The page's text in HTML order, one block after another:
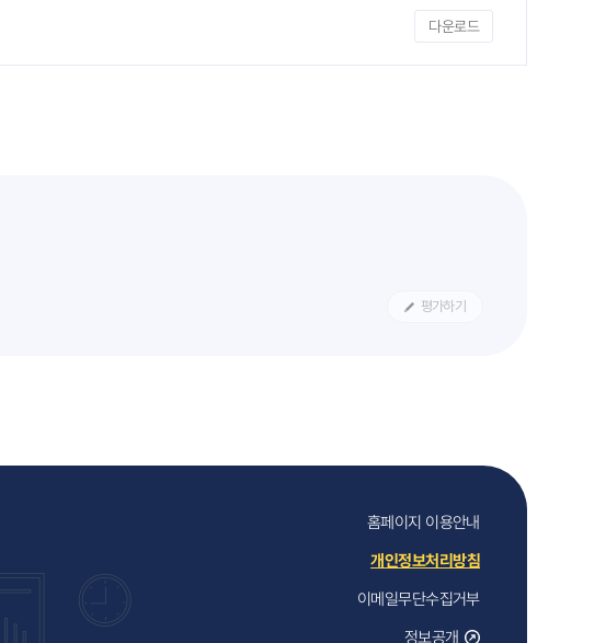
다운로드
평가하기
홈페이지 이용안내
개인정보처리방침
이메일무단수집거부
정보공개